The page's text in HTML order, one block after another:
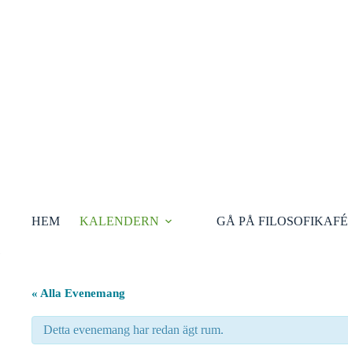
HEM KALENDERN GÅ PÅ FILOSOFIKAFÉ
« Alla Evenemang
Detta evenemang har redan ägt rum.